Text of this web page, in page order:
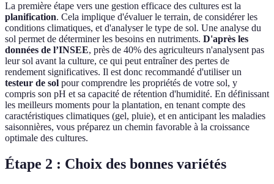
La première étape vers une gestion efficace des cultures est la
planification. Cela implique d'évaluer le terrain, de considérer les
conditions climatiques, et d'analyser le type de sol. Une analyse du
sol permet de déterminer les besoins en nutriments. D'après les
données de l’INSEE, près de 40% des agriculteurs n'analysent pas
leur sol avant la culture, ce qui peut entraîner des pertes de
rendement significatives. Il est donc recommandé d'utiliser un
testeur de sol pour comprendre les propriétés de votre sol, y
compris son pH et sa capacité de rétention d'humidité. En définissant
les meilleurs moments pour la plantation, en tenant compte des
caractéristiques climatiques (gel, pluie), et en anticipant les maladies
saisonnières, vous préparez un chemin favorable à la croissance
optimale des cultures.
Étape 2 : Choix des bonnes variétés